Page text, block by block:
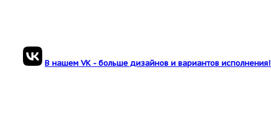
В нашем VK - больше дизайнов и вариантов исполнения!